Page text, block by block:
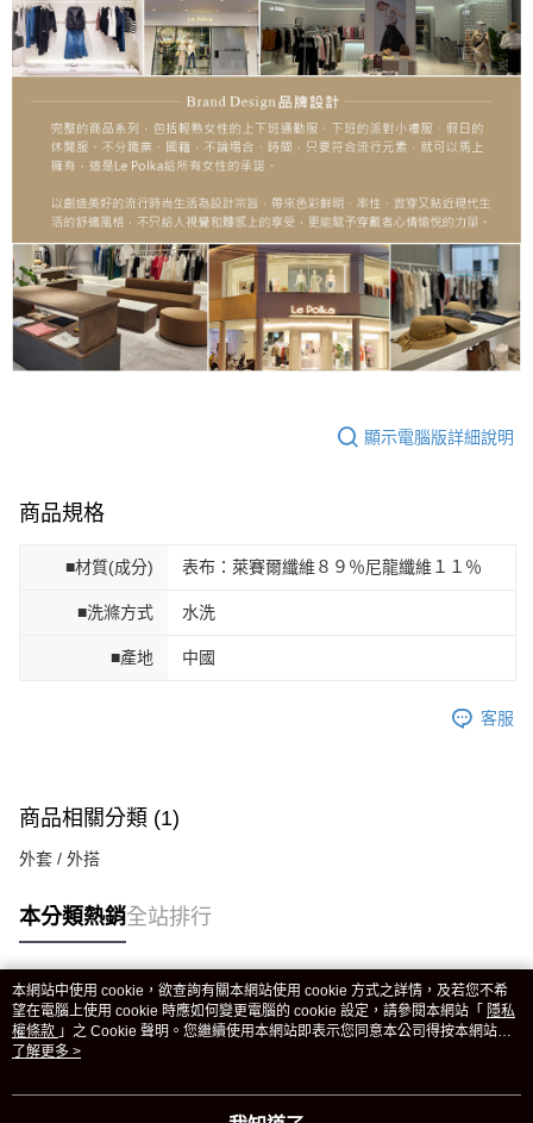
顯示電腦版詳細說明
商品規格
■材質(成分) 表布：萊賽爾纖維８９％尼龍纖維１１％
■洗滌方式 水洗
■產地 中國
客服
商品相關分類 (1)
外套 / 外搭
本分類熱銷全站排行
熱門標籤
本網站中使用 cookie，欲查詢有關本網站使用 cookie 方式之詳情，及若您不希
望在電腦上使用 cookie 時應如何變更電腦的 cookie 設定，請參閱本網站「 隱私
權條款 」之 Cookie 聲明。您繼續使用本網站即表示您同意本公司得按本網站使
用條款之 Cookie 聲明使用 cookie。
了解更多 >